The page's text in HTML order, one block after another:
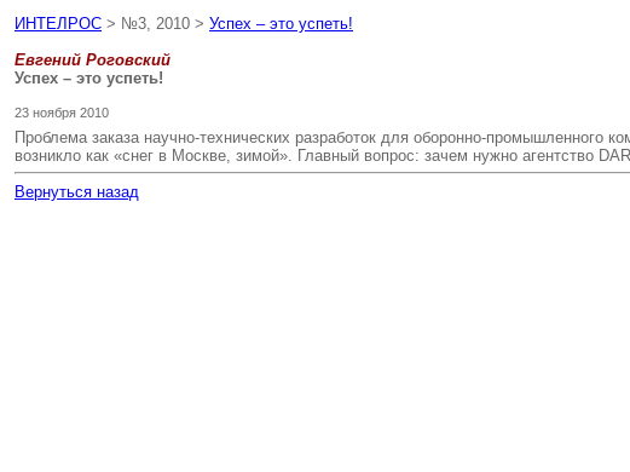
ИНТЕЛРОС > №3, 2010 > Успех – это успеть!
Евгений Роговский
Успех – это успеть!
23 ноября 2010
Проблема заказа научно-технических разработок для оборонно-промышленного
возникло как «снег в Москве, зимой». Главный вопрос: зачем нужно агентство
Вернуться назад